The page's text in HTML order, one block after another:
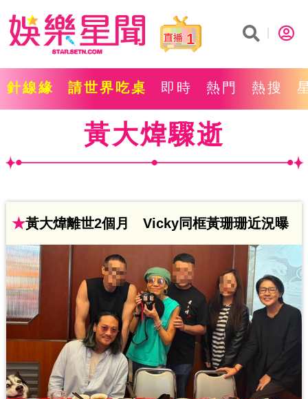
1
針線緣 請世界吃桌 即時 熱門 熱搜
黃大煒驟逝
★黃大煒離世2個月 Vicky同框黃珊珊近況曝